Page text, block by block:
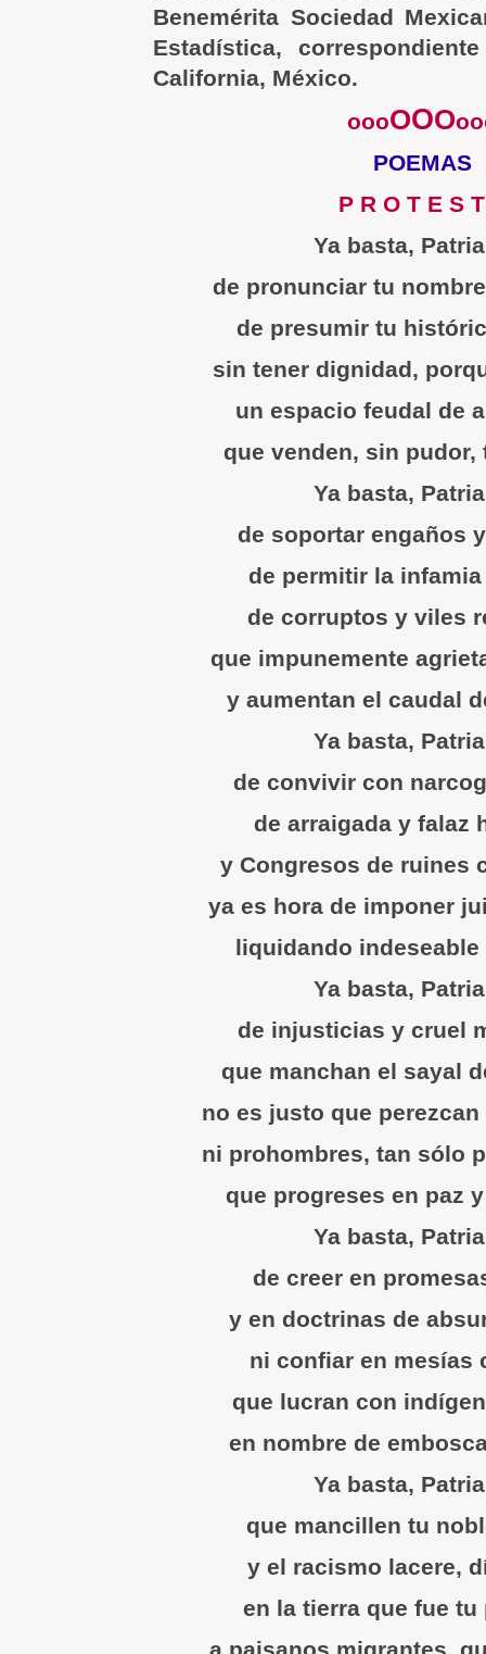
Benemérita Sociedad
Estadística,
California, México.
oooOOO
POEMAS
P R O T E S
Ya basta,
de pronunciar tu
de presumir tu
sin tener dignidad,
un espacio feudal de
que venden, sin pudor,
Ya basta,
de soportar engaños
de permitir la
de corruptos y viles
que impunemente
y aumentan el caudal
Ya basta,
de convivir con
de arraigada y falaz
y Congresos de ruines
ya es hora de imponer
liquidando indeseable
Ya basta,
de injusticias y cruel
que manchan el sayal
no es justo que
ni prohombres, tan sólo
que progreses en paz
Ya basta,
de creer en
y en doctrinas de
ni confiar en mesías
que lucran con
en nombre de
Ya basta,
que mancillen tu
y el racismo lacere,
en la tierra que fue